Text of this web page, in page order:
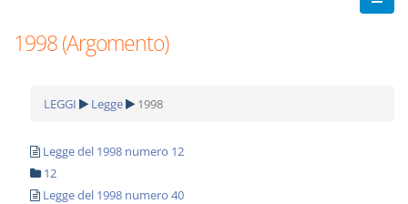
1998 (Argomento)
LEGGI Legge 1998
Legge del 1998 numero 12
12
Legge del 1998 numero 40